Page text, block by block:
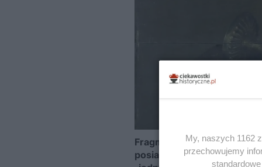
Fragment holenderskiego
posiadłości Blue
My, naszych 1162
przechowujemy